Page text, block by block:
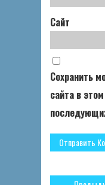
Сайт
Сохранить
сайта в